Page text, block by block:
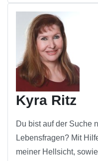
Kyra Ritz
Du bist auf der Suche
Lebensfragen? Mit
meiner Hellsicht,